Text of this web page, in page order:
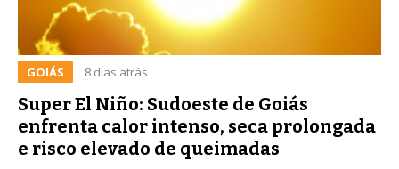
GOIÁS 8 dias atrás
Super El Niño: Sudoeste de Goiás
enfrenta calor intenso, seca prolongada
e risco elevado de queimadas